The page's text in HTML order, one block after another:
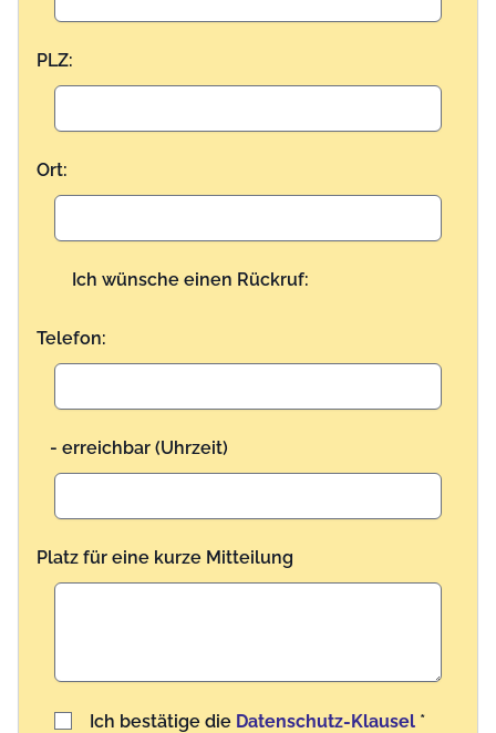
PLZ:
Ort:
Ich wünsche einen Rückruf:
Telefon:
- erreichbar (Uhrzeit)
Platz für eine kurze Mitteilung
Benutzername
Ich bestätige die Datenschutz-Klausel *